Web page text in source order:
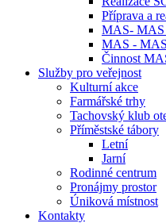
Příprava a
MAS- MAS
MAS - MAS
Činnost
Služby pro veřejnost
Kulturní akce
Farmářské trhy
Tachovský klub
Příměstské tábory
Letní
Jarní
Rodinné centrum
Pronájmy prostor
Úniková místnost
Kontakty